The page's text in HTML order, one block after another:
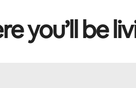
you’ll be